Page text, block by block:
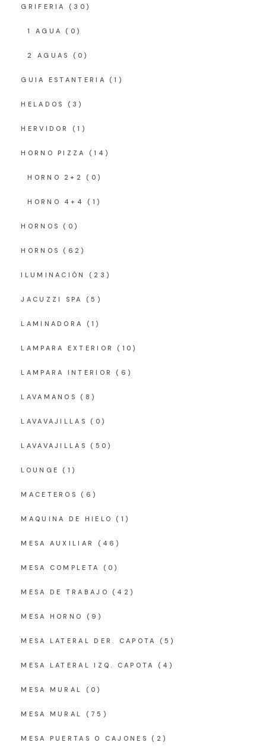
GRIFERIA (30)
1 AGUA (0)
2 AGUAS (0)
GUIA ESTANTERIA (1)
HELADOS (3)
HERVIDOR (1)
HORNO PIZZA (14)
HORNO 2+2 (0)
HORNO 4+4 (1)
HORNOS (0)
HORNOS (62)
ILUMINACIÓN (23)
JACUZZI SPA (5)
LAMINADORA (1)
LAMPARA EXTERIOR (10)
LAMPARA INTERIOR (6)
LAVAMANOS (8)
LAVAVAJILLAS (0)
LAVAVAJILLAS (50)
LOUNGE (1)
MACETEROS (6)
MAQUINA DE HIELO (1)
MESA AUXILIAR (46)
MESA COMPLETA (0)
MESA DE TRABAJO (42)
MESA HORNO (9)
MESA LATERAL DER. CAPOTA (5)
MESA LATERAL IZQ. CAPOTA (4)
MESA MURAL (0)
MESA MURAL (75)
MESA PUERTAS O CAJONES (2)